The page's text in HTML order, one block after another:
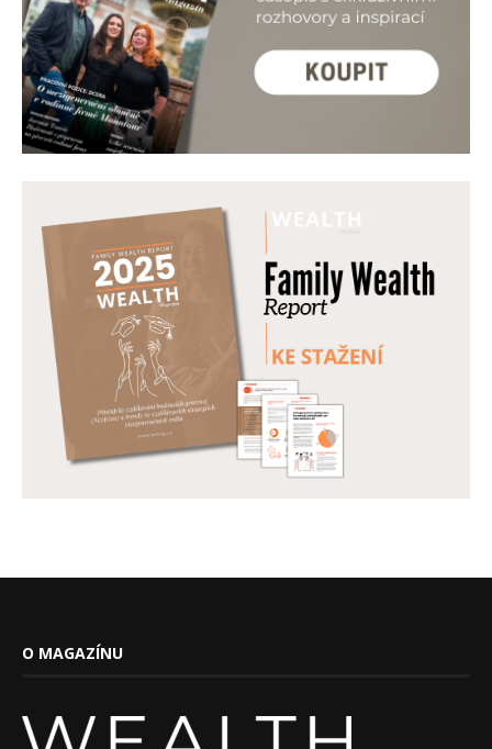
O MAGAZÍNU